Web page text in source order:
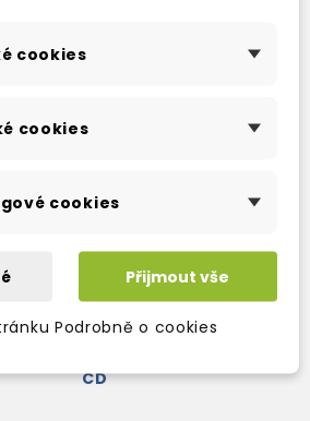
CD
cookies
cookies
cookies
Přijmout vše
Podrobně o cookies